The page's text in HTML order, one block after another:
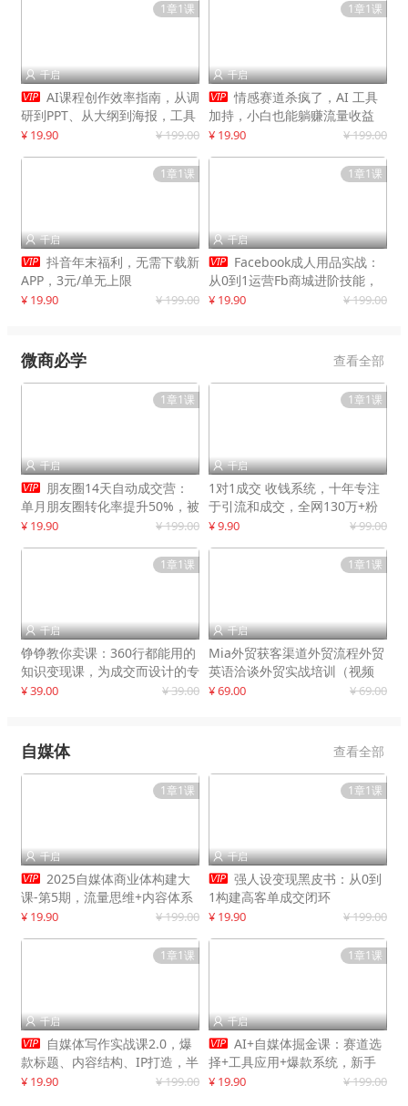
1章1课
 千启
 AI课程创作效率指南，从调
研到PPT、从大纲到海报，工具
赋能，打造可持续变现产品线
¥ 19.90 ¥ 199.00
1章1课
 千启
 情感赛道杀疯了，AI 工具
加持，小白也能躺赚流量收益
¥ 19.90 ¥ 199.00
1章1课
 千启
 抖音年末福利，无需下载新
APP，3元/单无上限
¥ 19.90 ¥ 199.00
1章1课
 千启
 Facebook成人用品实战：
从0到1运营Fb商城进阶技能，
快速提升订单转化与店铺收益
¥ 19.90 ¥ 199.00
微商必学 查看全部
1章1课
 千启
 朋友圈14天自动成交营：
单月朋友圈转化率提升50%，被
动收入超3万元
¥ 19.90 ¥ 199.00
1章1课
 千启
1对1成交 收钱系统，十年专注
于引流和成交，全网130万+粉
丝
¥ 9.90 ¥ 99.00
1章1课
 千启
铮铮教你卖课：360行都能用的
知识变现课，为成交而设计的专
属课程
¥ 39.00 ¥ 39.00
1章1课
 千启
Mia外贸获客渠道外贸流程外贸
英语洽谈外贸实战培训（视频
课）价值399元
¥ 69.00 ¥ 69.00
自媒体 查看全部
1章1课
 千启
 2025自媒体商业体构建大
课-第5期，流量思维+内容体系
+变现闭环，打造个人可持续生
¥ 19.90 ¥ 199.00
1章1课
 千启
 强人设变现黑皮书：从0到
1构建高客单成交闭环
¥ 19.90 ¥ 199.00
1章1课
 千启
 自媒体写作实战课2.0，爆
款标题、内容结构、IP打造，半
年复制30万粉月入10万+
¥ 19.90 ¥ 199.00
1章1课
 千启
 AI+自媒体掘金课：赛道选
择+工具应用+爆款系统，新手
快速起步，副业月入8000+
¥ 19.90 ¥ 199.00